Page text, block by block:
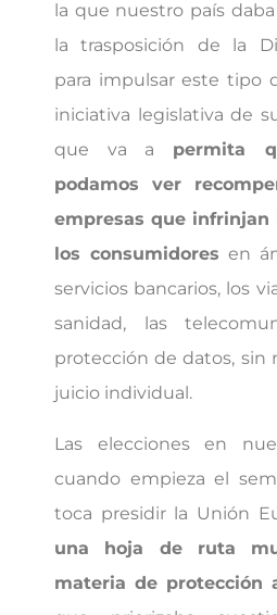
la que nuestro país
la trasposición de la
para impulsar este tipo
iniciativa legislativa de
que va a permita
podamos ver
empresas que infrinjan
los consumidores en
servicios bancarios, los
sanidad, las
protección de datos, sin
juicio individual.
Las elecciones en
cuando empieza el
toca presidir la Unión
una hoja de ruta
materia de protección